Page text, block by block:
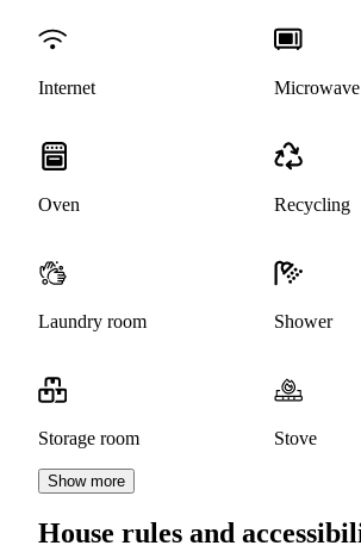
Internet
Oven Recycling
Laundry room Shower
Storage room Stove
Show more
House rules and